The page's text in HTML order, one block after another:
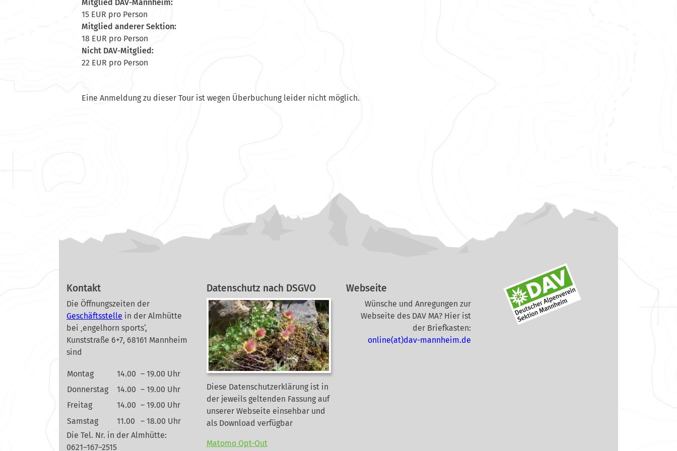
Mitglied DAV-Mannheim:
15 EUR pro Person
Mitglied anderer Sektion:
18 EUR pro Person
Nicht DAV-Mitglied:
22 EUR pro Person
Eine Anmeldung zu dieser Tour ist wegen Überbuchung leider nicht möglich.
Kontakt
Die Öffnungszeiten der
Geschäftsstelle in der Almhütte
bei ‚engelhorn sports‘,
Kunststraße 6+7, 68161 Mannheim
sind
Montag 14.00 – 19.00 Uhr
Donnerstag
14.00 – 19.00 Uhr
Freitag
14.00 – 19.00 Uhr
Samstag
11.00
– 18.00 Uhr
Die Tel. Nr. in der Almhütte:
0621–167–2515
Datenschutz nach DSGVO
Diese Datenschutzerklärung ist in
der jeweils geltenden Fassung auf
unserer Webseite einsehbar und
als Download verfügbar
Matomo Opt-Out
Webseite
Wünsche und Anregungen zur
Webseite des DAV MA? Hier ist
der Briefkasten:
online(at)dav-mannheim.de